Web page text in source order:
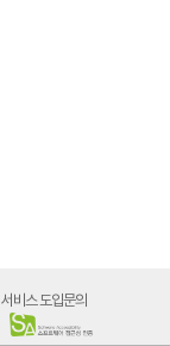
서비스 도입문의